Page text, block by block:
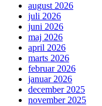
august 2026
juli 2026
juni 2026
maj 2026
april 2026
marts 2026
februar 2026
januar 2026
december 2025
november 2025